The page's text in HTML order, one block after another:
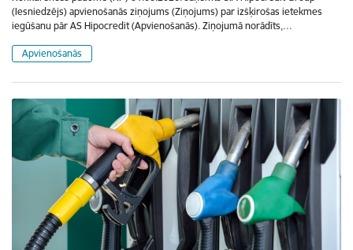
(Iesniedzējs) apvienošanās ziņojums (Ziņojums) par izšķirošas ietekmes
iegūšanu pār AS Hipocredit (Apvienošanās). Ziņojumā norādīts,…
Apvienošanās